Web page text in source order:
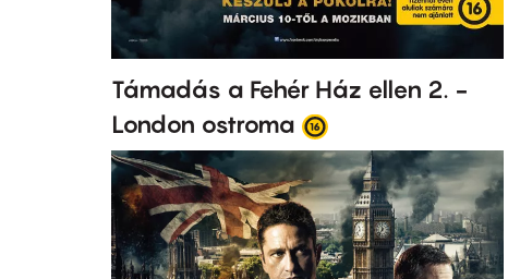
Támadás a Fehér Ház ellen 2. -
London ostroma